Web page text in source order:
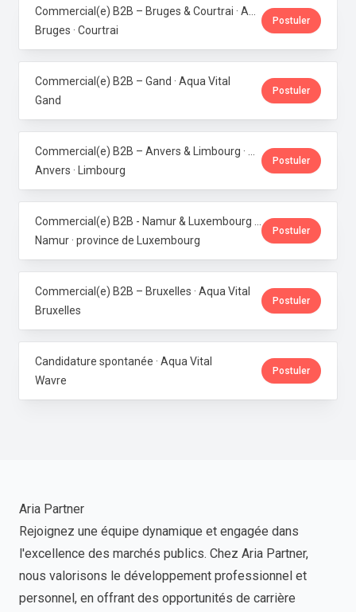
Bruges · Courtrai
Postuler
Commercial(e) B2B – Gand · Aqua Vital
Gand
Postuler
Anvers · Limbourg
Postuler
Namur · province de Luxembourg
Postuler
Commercial(e) B2B – Bruxelles · Aqua Vital
Bruxelles
Postuler
Candidature spontanée · Aqua Vital
Wavre
Postuler
Aria Partner
Rejoignez une équipe dynamique et engagée dans
l'excellence des marchés publics. Chez Aria Partner,
nous valorisons le développement professionnel et
personnel, en offrant des opportunités de carrière